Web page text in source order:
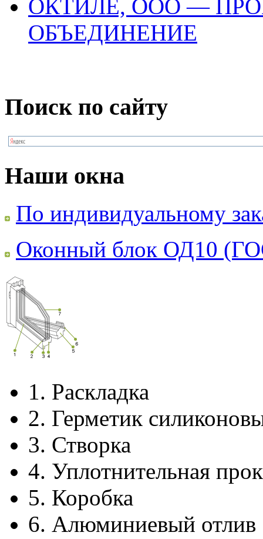
ОКТИЛЕ, ООО —
ОБЪЕДИНЕНИЕ
Поиск по сайту
Наши окна
По индивидуальному
Оконный блок ОД10
1. Раскладка
2. Герметик
3. Створка
4. Уплотнительная
5. Коробка
6. Алюминиевый отлив